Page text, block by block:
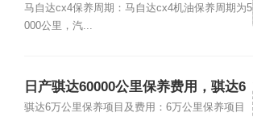
费用明细表
马自达cx4保养周期：马自达cx4机油保养周期为5
000公里，汽...
日产骐达60000公里保养费用，骐达6
万公里保养项目
骐达6万公里保养项目及费用：6万公里保养项目